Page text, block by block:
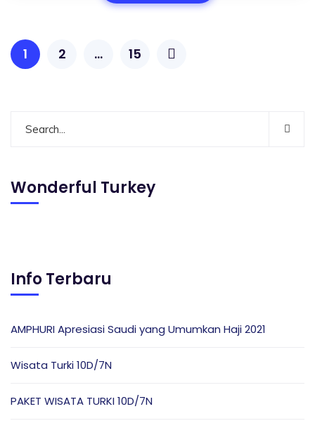
1 2 … 15
Wonderful Turkey
Info Terbaru
AMPHURI Apresiasi Saudi yang Umumkan Haji 2021
Wisata Turki 10D/7N
PAKET WISATA TURKI 10D/7N